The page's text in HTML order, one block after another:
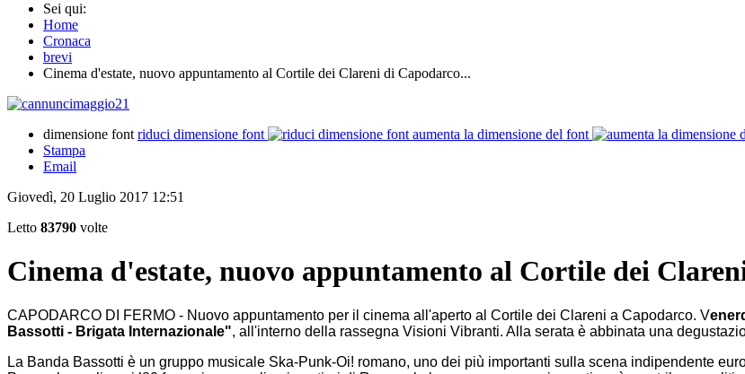
Sei qui:
Home
Cronaca
brevi
Cinema d'estate, nuovo appuntamento al Cortile dei Clareni di Capodarco...
dimensione font riduci dimensione font
aumenta la dimensione del font
Stampa
Email
Giovedì, 20 Luglio 2017 12:51
Letto 83790 volte
Cinema d'estate, nuovo appuntamento al Cortile dei
CAPODARCO DI FERMO - Nuovo appuntamento per il cinema all'aperto al Cortile dei Clareni a Capodarco. V
Bassotti - Brigata Internazionale", all'interno della rassegna Visioni Vibranti. Alla serata è abbinata una
La Banda Bassotti è un gruppo musicale Ska-Punk-Oi! romano, uno dei più importanti sulla scena indipendente